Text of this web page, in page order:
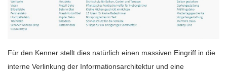
Für den Kenner stellt dies natürlich einen massiven Eingriff in die
interne Verlinkung der Informationsarchitektur und eine